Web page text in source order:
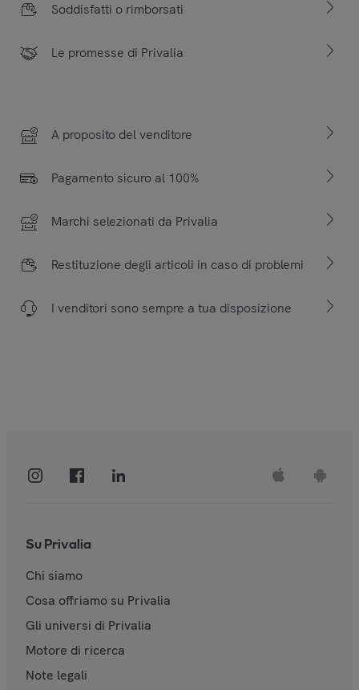
Soddisfatti o rimborsati
Le promesse di Privalia
A proposito del venditore
Pagamento sicuro al 100%
Marchi selezionati da Privalia
Restituzione degli articoli in caso di problemi
I venditori sono sempre a tua disposizione
Su Privalia
Chi siamo
Cosa offriamo su Privalia
Gli universi di Privalia
Motore di ricerca
Note legali